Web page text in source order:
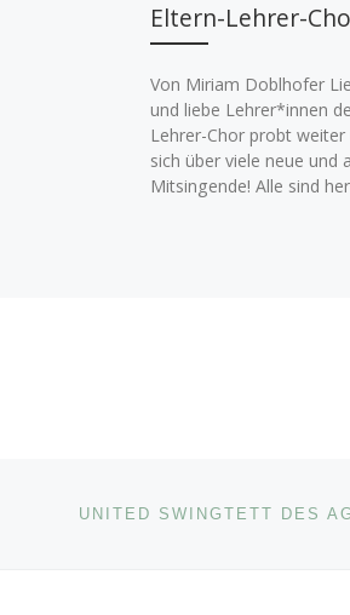
Eltern-Lehrer-
Von Miriam Doblhofer
und liebe Lehrer*innen
Lehrer-Chor probt
sich über viele neue und
Mitsingende! Alle sind
UNITED SWINGTETT DES